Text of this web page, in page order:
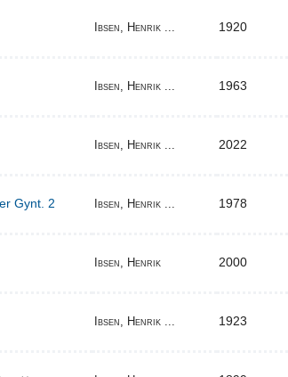
Ibsen, Henrik ... 1920
Ibsen, Henrik ... 1963
Ibsen, Henrik ... 2022
Gynt. 2 Ibsen, Henrik ... 1978
Ibsen, Henrik 2000
Ibsen, Henrik ... 1923